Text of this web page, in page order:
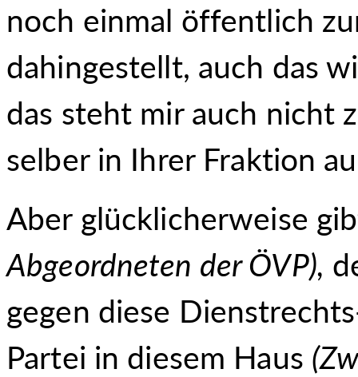
noch einmal öffentlich
dahingestellt, auch das
das steht mir auch nicht
selber in Ihrer Fraktion
Aber glücklicherweise
Abgeordneten der ÖVP),
gegen diese
Partei in diesem Haus (